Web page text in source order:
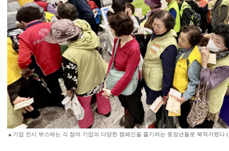
▲기업 전시 부스에는 각 참여 기업의 다양한 캠페인을 즐기려는 중장년들로 북적거렸다